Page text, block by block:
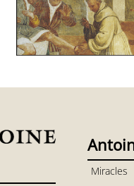
Miracles